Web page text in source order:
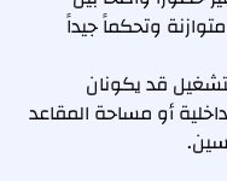
وتحكماً جيداً
قد يكونان
أو مساحة المقاعد